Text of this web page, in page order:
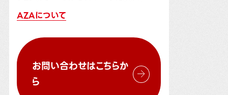
AZAについて
お問い合わせはこちらか
ら